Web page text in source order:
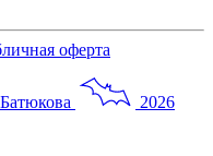
оферта
Батюкова
2026